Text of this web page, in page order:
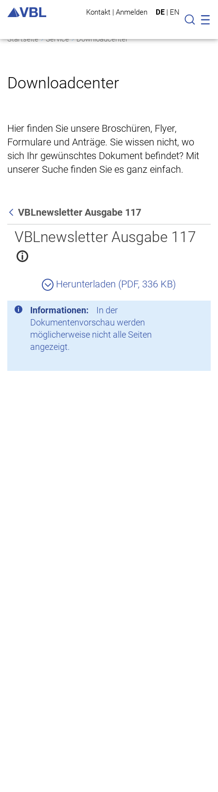
Kontakt | Anmelden DE | EN
Suche
Startseite Service Downloadcenter
Downloadcenter
Hier finden Sie unsere Broschüren, Flyer,
Formulare und Anträge. Sie wissen nicht, wo
sich Ihr gewünschtes Dokument befindet? Mit
unserer Suche finden Sie es ganz einfach.
Zurück
VBLnewsletter Ausgabe 117
VBLnewsletter Ausgabe 117
Herunterladen (PDF, 336 KB)
Informationen:
In der
Dokumentenvorschau werden
möglicherweise nicht alle Seiten
angezeigt.